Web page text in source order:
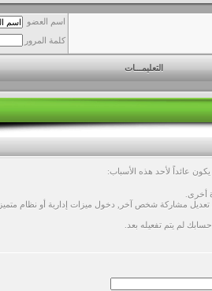
اسم العضو
كلمة المرور
التعليمـــات
عائداً لأحد هذه الأسباب:
أخرى.
مشاركة شخص آخر, دخول ميزات إدارية أو نظام متميز
لم يتم تفعيله بعد.